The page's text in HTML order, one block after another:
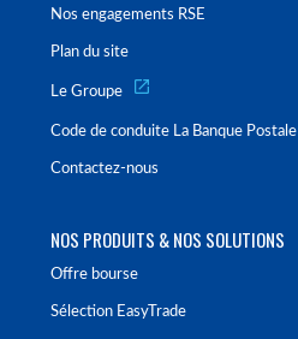
Nos engagements RSE
Plan du site
Le Groupe
Code de conduite La Banque Postale
Contactez-nous
NOS PRODUITS & NOS SOLUTIONS
Offre bourse
Sélection EasyTrade